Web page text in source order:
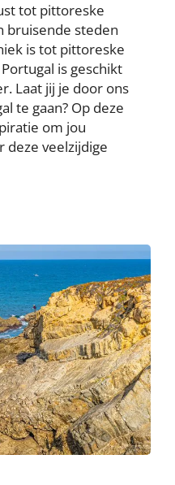
tot pittoreske
bruisende steden
is tot pittoreske
is geschikt
Laat jij je door ons
te gaan? Op deze
om jou
deze veelzijdige